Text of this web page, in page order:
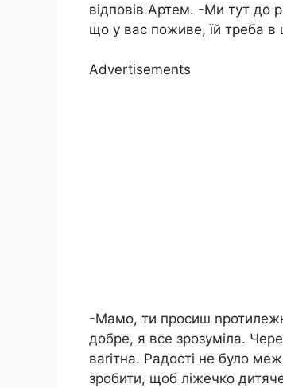
відповів Артем. -Ми тут до
що у вас поживе, їй треба в
Advertisements
-Мамо, ти просиш
добре, я все зрозуміла.
ваrітна. Радості не було
зробити, щоб ліжечко